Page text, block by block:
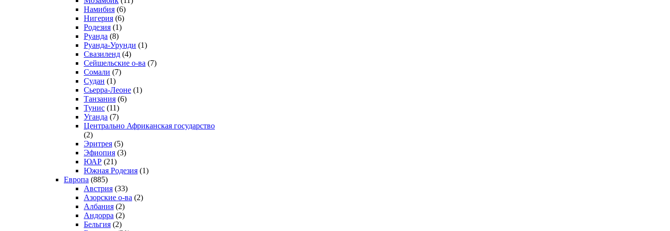
Намибия (6)
Нигерия (6)
Родезия (1)
Руанда (8)
Руанда-Урунди (1)
Свазиленд (4)
Сейшельские о-ва (7)
Сомали (7)
Судан (1)
Сьерра-Леоне (1)
Танзания (6)
Тунис (11)
Уганда (7)
Центрально Африканская государство
(2)
Эритрея (5)
Эфиопия (3)
ЮАР (21)
Южная Родезия (1)
Европа (885)
Австрия (33)
Азорские о-ва (2)
Албания (2)
Андорра (2)
Бельгия (2)